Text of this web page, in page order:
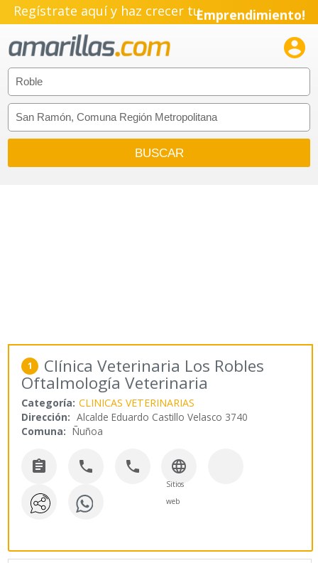
Regístrate aquí y haz crecer tuEmprendimiento!

1 Clínica Veterinaria Los Robles
Oftalmología Veterinaria
Categoría: CLINICAS VETERINARIAS
Dirección: Alcalde Eduardo Castillo Velasco 3740
Comuna: Ñuñoa
   
Sitios
web